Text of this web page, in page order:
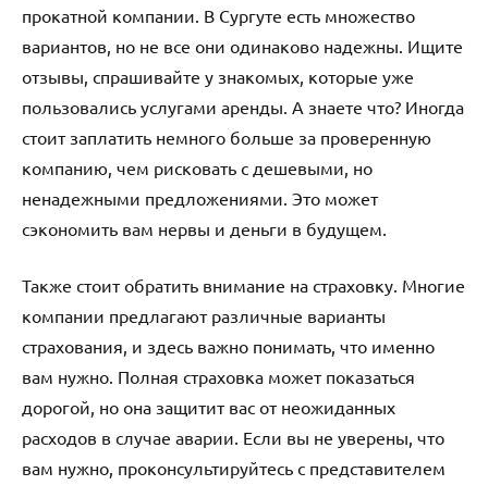
прокатной компании. В Сургуте есть множество
вариантов, но не все они одинаково надежны. Ищите
отзывы, спрашивайте у знакомых, которые уже
пользовались услугами аренды. А знаете что? Иногда
стоит заплатить немного больше за проверенную
компанию, чем рисковать с дешевыми, но
ненадежными предложениями. Это может
сэкономить вам нервы и деньги в будущем.
Также стоит обратить внимание на страховку. Многие
компании предлагают различные варианты
страхования, и здесь важно понимать, что именно
вам нужно. Полная страховка может показаться
дорогой, но она защитит вас от неожиданных
расходов в случае аварии. Если вы не уверены, что
вам нужно, проконсультируйтесь с представителем